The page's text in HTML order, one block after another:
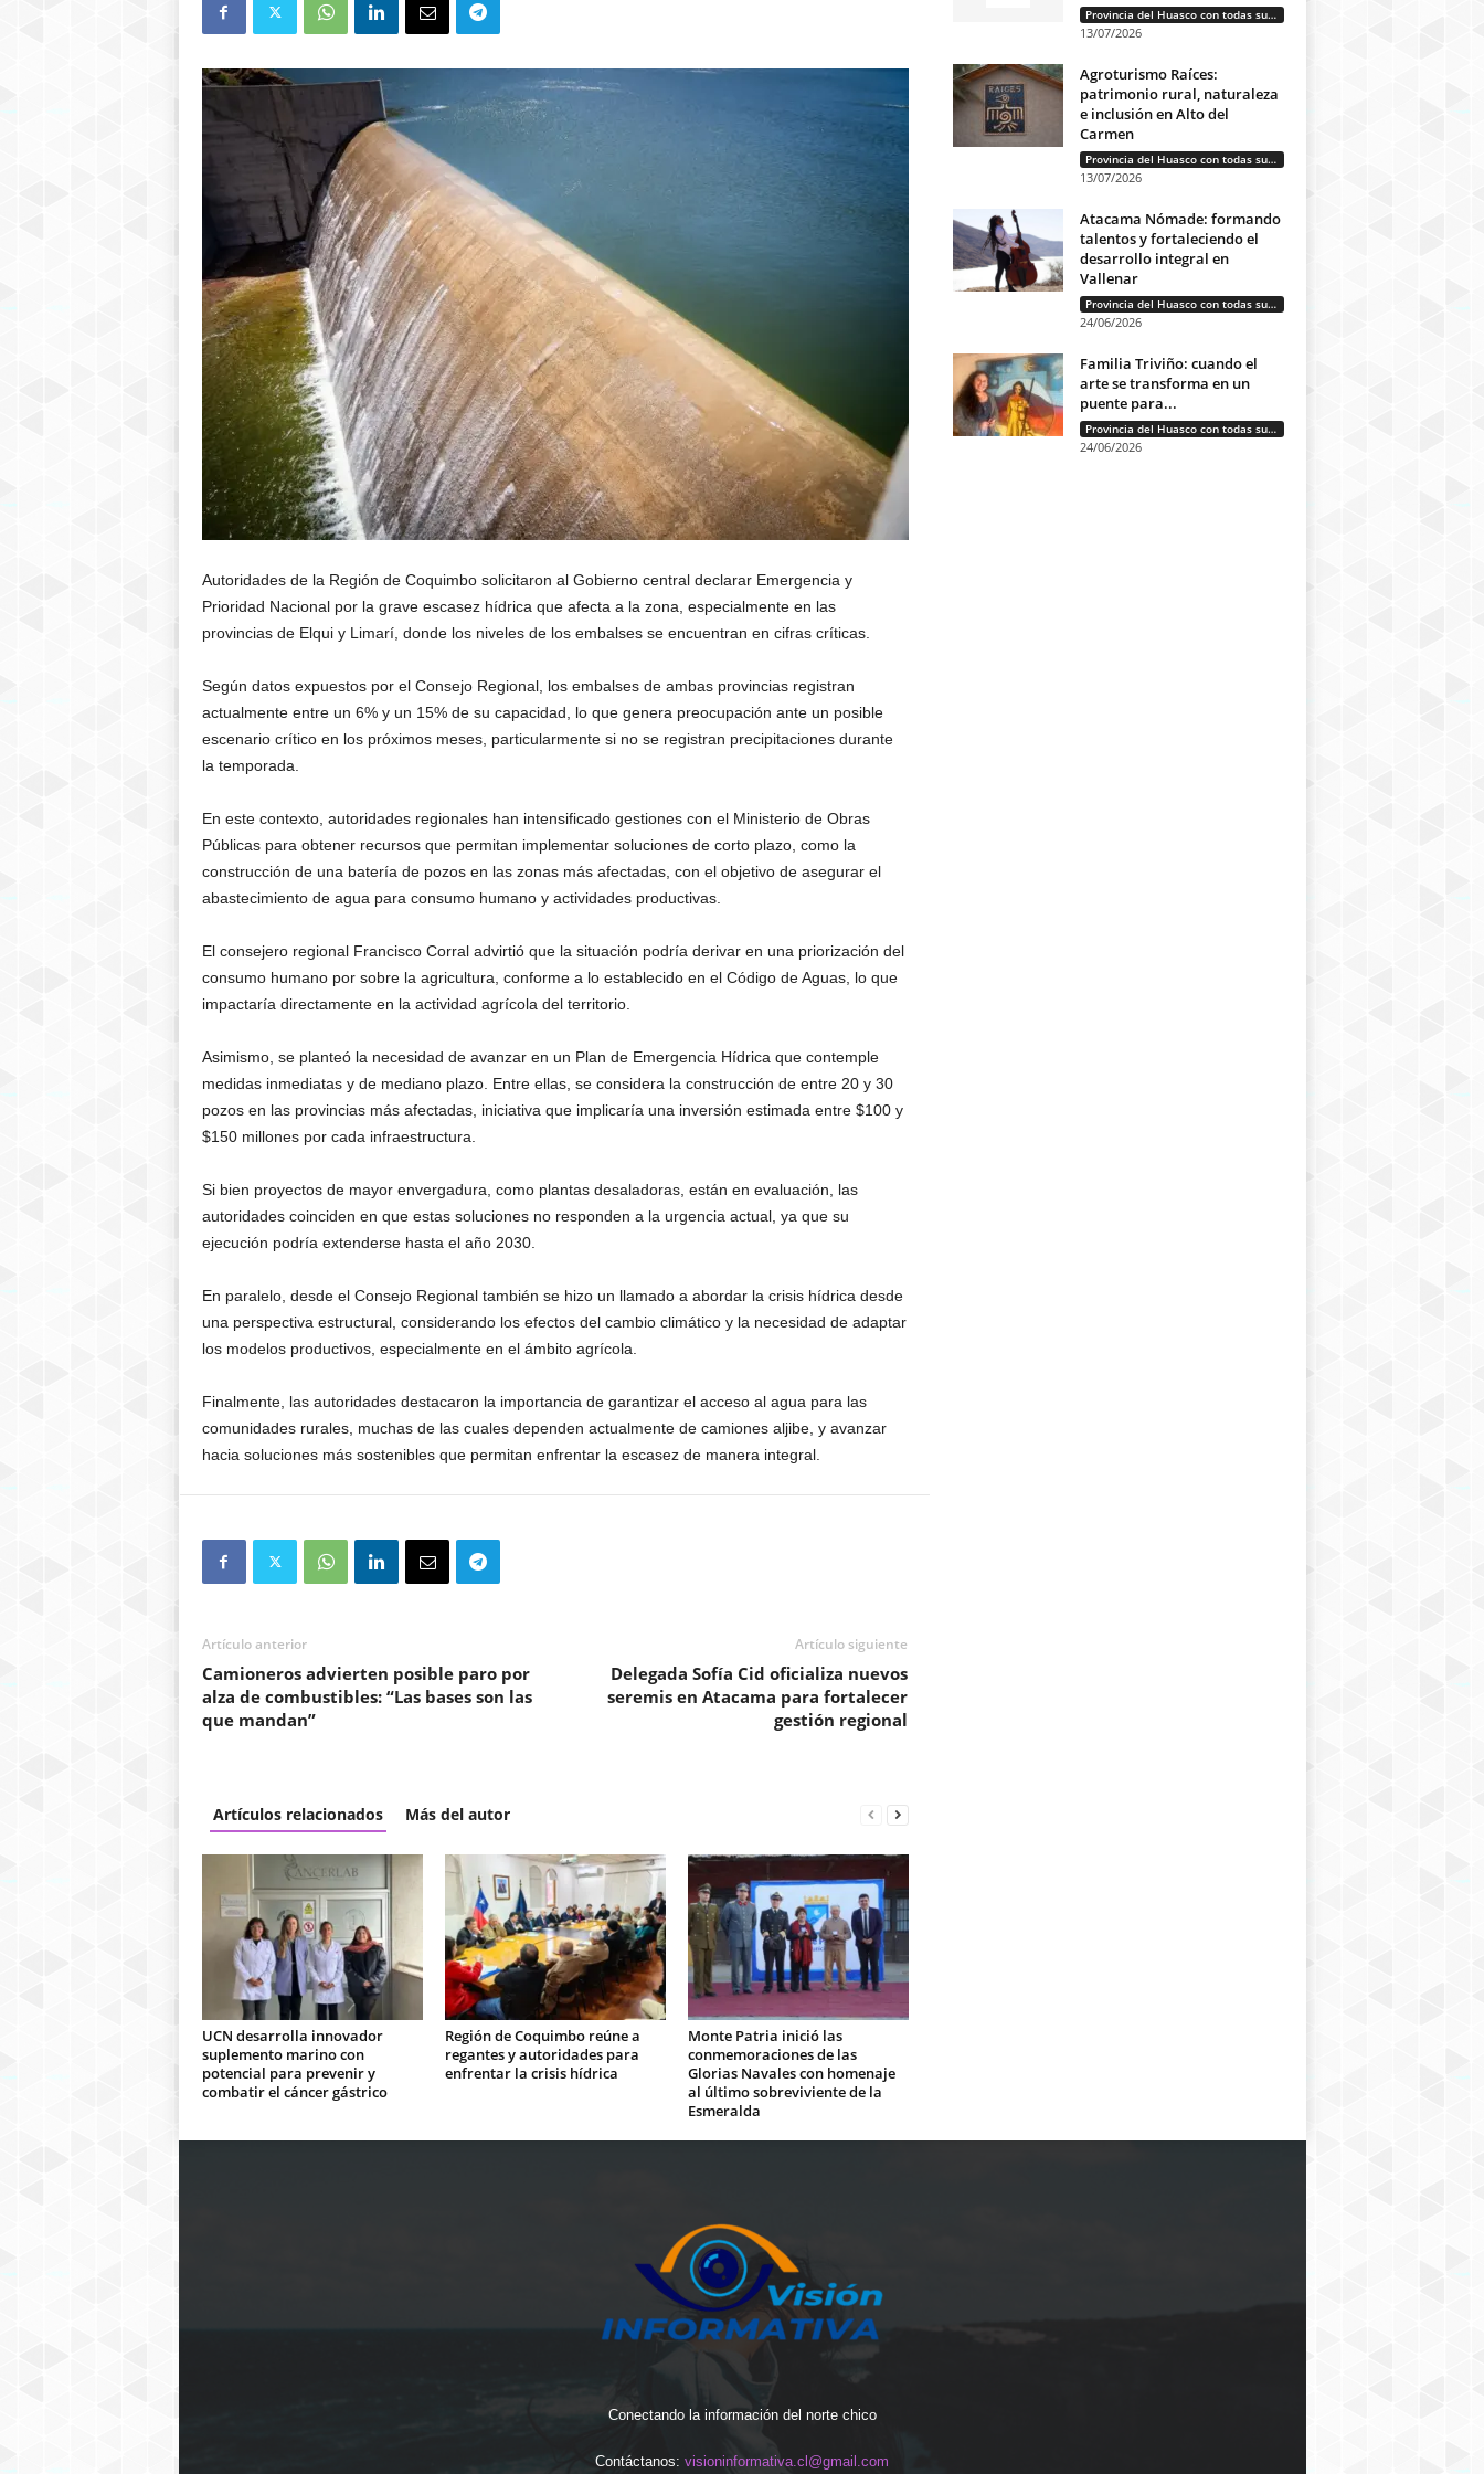
Autoridades de la Región de Coquimbosolicitaron al Gobierno central declarar Emergencia y
Prioridad Nacional por la grave escasez hídrica que afecta a la zona, especialmente en las
provincias de Elqui y Limarí, donde los niveles de los embalses se encuentran en cifras críticas.
Según datos expuestos por el Consejo Regional, los embalses de ambas provincias registran
actualmente entre un 6% y un 15% de su capacidad, lo que genera preocupación ante un posible
escenario crítico en los próximos meses, particularmente si no se registran precipitaciones durante
la temporada.
En este contexto, autoridades regionales han intensificado gestiones con el Ministerio de Obras
Públicas para obtener recursos que permitan implementar soluciones de corto plazo, como la
construcción de una batería de pozos en las zonas más afectadas, con el objetivo de asegurar el
abastecimiento de agua para consumo humano y actividades productivas.
El consejero regional Francisco Corral advirtió que la situación podría derivar en una priorización del
consumo humano por sobre la agricultura, conforme a lo establecido en el Código de Aguas, lo que
impactaría directamente en la actividad agrícola del territorio.
Asimismo, se planteó la necesidad de avanzar en un Plan de Emergencia Hídrica que contemple
medidas inmediatas y de mediano plazo. Entre ellas, se considera la construcción de entre 20 y 30
pozos en las provincias más afectadas, iniciativa que implicaría una inversión estimada entre $100 y
$150 millones por cada infraestructura.
Si bien proyectos de mayor envergadura, como plantas desaladoras, están en evaluación, las
autoridades coinciden en que estas soluciones no responden a la urgencia actual, ya que su
ejecución podría extenderse hasta el año 2030.
En paralelo, desde el Consejo Regional también se hizo un llamado a abordar la crisis hídrica desde
una perspectiva estructural, considerando los efectos del cambio climático y la necesidad de adaptar
los modelos productivos, especialmente en el ámbito agrícola.
Finalmente, las autoridades destacaron la importancia de garantizar el acceso al agua para las
comunidades rurales, muchas de las cuales dependen actualmente de camiones aljibe, y avanzar
hacia soluciones más sostenibles que permitan enfrentar la escasez de manera integral.
Artículo anterior
Camioneros advierten posible paro por
alza de combustibles: “Las bases son las
que mandan”
Artículo siguiente
Delegada Sofía Cid oficializa nuevos
seremis en Atacama para fortalecer
gestión regional
Artículos relacionados Más del autor
UCN desarrolla innovador
suplemento marino con
potencial para prevenir y
combatir el cáncer gástrico
Región de Coquimbo reúne a
regantes y autoridades para
enfrentar la crisis hídrica
Monte Patria inició las
conmemoraciones de las
Glorias Navales con homenaje
al último sobreviviente de la
Esmeralda
Provincia del Huasco con todas sus letras: Historias que unen cultura, diversidad e identidad
13/07/2026
Agroturismo Raíces:
patrimonio rural, naturaleza
e inclusión en Alto del
Carmen
Provincia del Huasco con todas sus letras: Historias que unen cultura, diversidad e identidad
13/07/2026
Atacama Nómade: formando
talentos y fortaleciendo el
desarrollo integral en
Vallenar
Provincia del Huasco con todas sus letras: Historias que unen cultura, diversidad e identidad
24/06/2026
Familia Triviño: cuando el
arte se transforma en un
puente para...
Provincia del Huasco con todas sus letras: Historias que unen cultura, diversidad e identidad
24/06/2026
Conectando la información del norte chico
Contáctanos: visioninformativa.cl@gmail.com